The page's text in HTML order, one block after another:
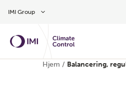
IMI Group
Hjem / Balancering,